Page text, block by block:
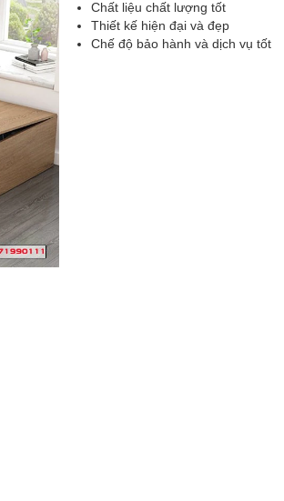
Chất liệu chất lượng tốt
Thiết kế hiện đại và đẹp
Chế độ bảo hành và dịch vụ tốt